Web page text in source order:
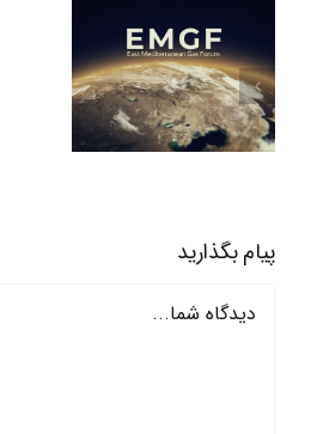
پیام بگذارید
دیدگاه